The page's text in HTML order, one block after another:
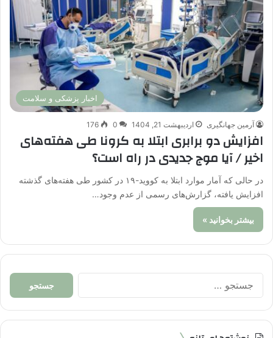
اخبار پزشکی و سلامت
آرمین جهانگیری اردیبهشت 21, 1404 0
176
افزایش دو برابری ابتلا به کرونا طی هفته‌های
اخیر / آیا موج جدیدی در راه است؟
در حالی که آمار موارد ابتلا به کووید-۱۹ در کشور طی هفته‌های گذشته
افزایش یافته، گزارش‌های رسمی از عدم وجود…
بیشتر بخوانید »
جستجو